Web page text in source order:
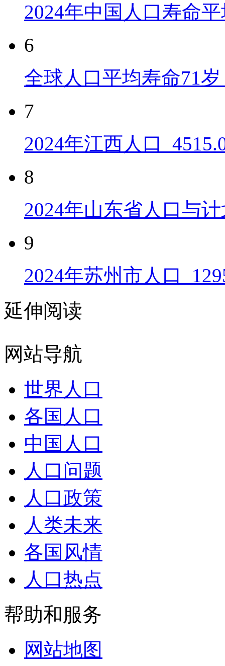
2024年中国人口寿命
6
全球人口平均寿命71
7
2024年江西人口
8
2024年山东省人口与
9
2024年苏州市人口
延伸阅读
网站导航
世界人口
各国人口
中国人口
人口问题
人口政策
人类未来
各国风情
人口热点
帮助和服务
网站地图